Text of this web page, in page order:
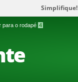
Simplifique!
para o rodapé 4